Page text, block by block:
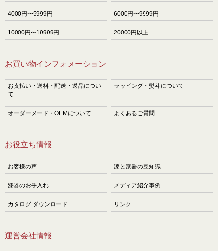
4000円〜5999円 6000円〜9999円
10000円〜19999円 20000円以上
お買い物インフォメーション
お支払い・送料・配送・返品につい
て
ラッピング・熨斗について
オーダーメード・OEMについて よくあるご質問
お役立ち情報
お客様の声 漆と漆器の豆知識
漆器のお手入れ メディア紹介事例
カタログ ダウンロード リンク
運営会社情報